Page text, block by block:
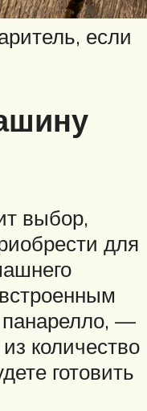
если
выбор,
для
панарелло, —
количество
готовить